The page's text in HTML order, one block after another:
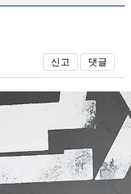
군사/무기
신고 댓글